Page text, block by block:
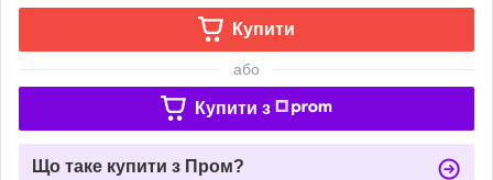
Купити
або
Купити з
Що таке купити з Пром?